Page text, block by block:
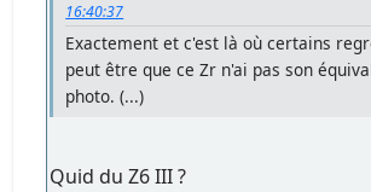
16:40:37
Exactement et c'est là où certains
peut être que ce Zr n'ai pas son
photo. (...)
Quid du Z6 III ?